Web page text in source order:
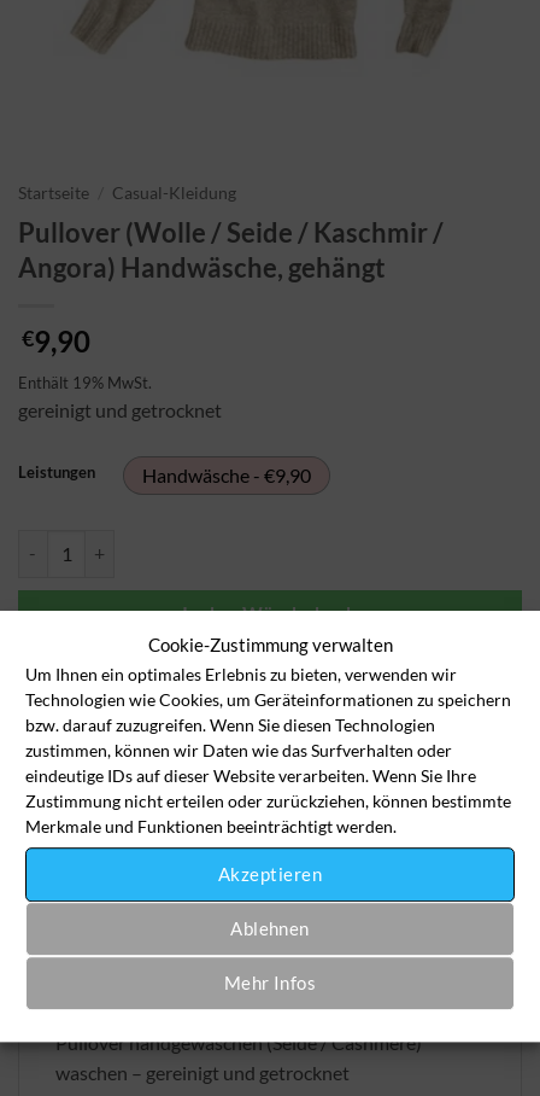
Cookie-Zustimmung verwalten
Um Ihnen ein optimales Erlebnis zu bieten, verwenden wir
Technologien wie Cookies, um Geräteinformationen zu speichern
bzw. darauf zuzugreifen. Wenn Sie diesen Technologien
zustimmen, können wir Daten wie das Surfverhalten oder
eindeutige IDs auf dieser Website verarbeiten. Wenn Sie Ihre
Zustimmung nicht erteilen oder zurückziehen, können bestimmte
Merkmale und Funktionen beeinträchtigt werden.
Akzeptieren
Ablehnen
Mehr Infos
Startseite Casual-Kleidung
Pullover (Wolle / Seide / Kaschmir /
Angora) Handwäsche, gehängt
€9,90
Enthält 19% MwSt.
gereinigt und getrocknet
Leistungen Handwäsche - €9,90
In den Wäschekorb
Artikelnummer:
cas-pull-2005
Kategorie:Casual-Kleidung
Pullover handgewaschen (Seide / Cashmere)
waschen – gereinigt und getrocknet